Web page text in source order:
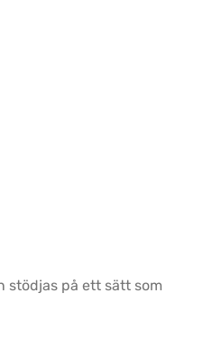
stödjas på ett sätt som